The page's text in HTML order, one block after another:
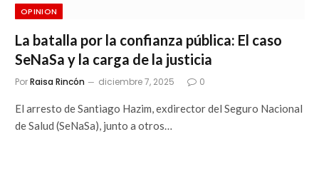
OPINION
La batalla por la confianza pública: El caso
SeNaSa y la carga de la justicia
PorRaisa Rincón diciembre 7, 2025 0
El arresto de Santiago Hazim, exdirector del Seguro Nacional
de Salud (SeNaSa), junto a otros…